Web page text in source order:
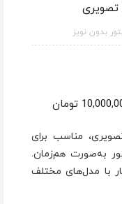
تصویری
بدون نویز
مناسب برای
به‌صورت هم‌زمان.
با مدل‌های مختلف